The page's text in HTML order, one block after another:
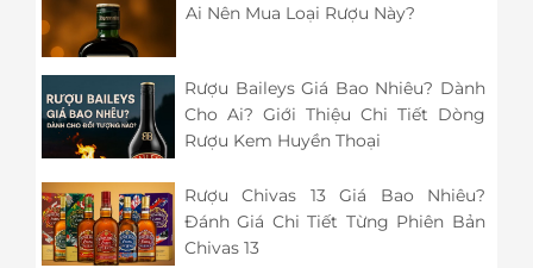
Ai Nên Mua Loại Rượu Này?
Rượu Baileys Giá Bao Nhiêu? Dành
Cho Ai? Giới Thiệu Chi Tiết Dòng
Rượu Kem Huyền Thoại
Rượu Chivas 13 Giá Bao Nhiêu?
Đánh Giá Chi Tiết Từng Phiên Bản
Chivas 13